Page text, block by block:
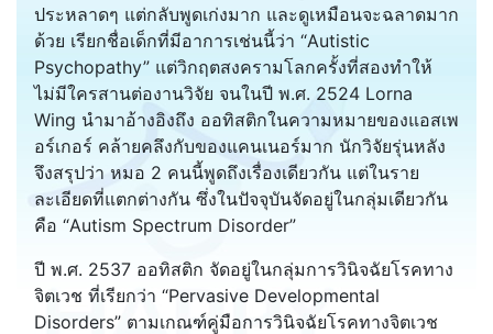
ประหลาดๆ แต่กลับพูดเก่งมาก และดูเหมือนจะฉลาดมาก
ด้วย เรียกชื่อเด็กที่มีอาการเช่นนี้ว่า “Autistic
Psychopathy” แต่วิกฤตสงครามโลกครั้งที่สองทำให้
ไม่มีใครสานต่องานวิจัย จนในปี พ.ศ. 2524 Lorna
Wing นำมาอ้างอิงถึง ออทิสติกในความหมายของแอสเพ
อร์เกอร์ คล้ายคลึงกับของแคนเนอร์มาก นักวิจัยรุ่นหลัง
จึงสรุปว่า หมอ 2 คนนี้พูดถึงเรื่องเดียวกัน แต่ในราย
ละเอียดที่แตกต่างกัน ซึ่งในปัจจุบันจัดอยู่ในกลุ่มเดียวกัน
คือ “Autism Spectrum Disorder”
ปี พ.ศ. 2537 ออทิสติก จัดอยู่ในกลุ่มการวินิจฉัยโรคทาง
จิตเวช ที่เรียกว่า “Pervasive Developmental
Disorders” ตามเกณฑ์คู่มือการวินิจฉัยโรคทางจิตเวช